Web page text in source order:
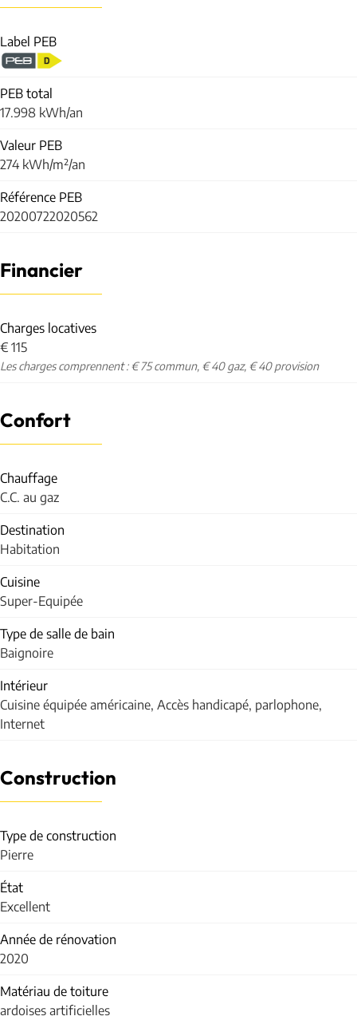
Label PEB
PEB total
17.998 kWh/an
Valeur PEB
274 kWh/m²/an
Référence PEB
20200722020562
Financier
Charges locatives
€ 115
Les charges comprennent : € 75 commun, € 40 gaz, € 40 provision
Confort
Chauffage
C.C. au gaz
Destination
Habitation
Cuisine
Super-Equipée
Type de salle de bain
Baignoire
Intérieur
Cuisine équipée américaine, Accès handicapé, parlophone,
Internet
Construction
Type de construction
Pierre
État
Excellent
Année de rénovation
2020
Matériau de toiture
ardoises artificielles